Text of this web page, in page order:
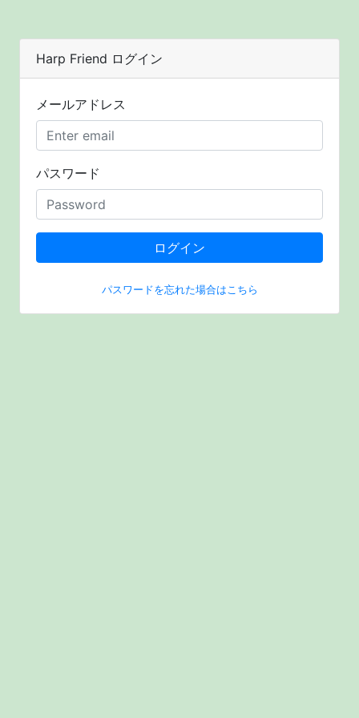
Harp Friend ログイン
メールアドレス
パスワード
ログイン
パスワードを忘れた場合はこちら